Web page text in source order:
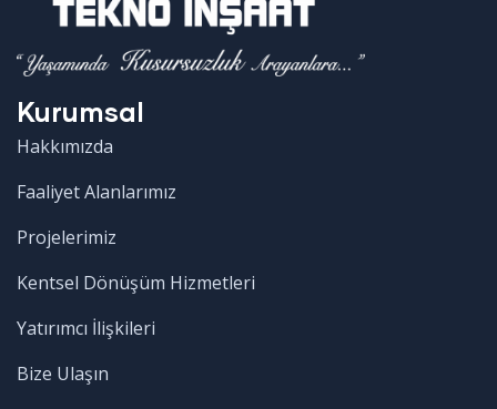
Kurumsal
Hakkımızda
Faaliyet Alanlarımız
Projelerimiz
Kentsel Dönüşüm Hizmetleri
Yatırımcı İlişkileri
Bize Ulaşın